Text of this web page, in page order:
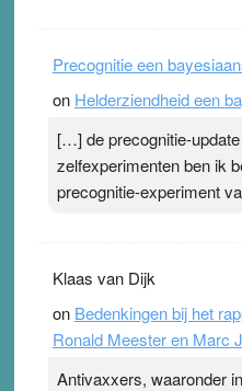
Precognitie een
on Helderziendheid een
[…] de precognitie-
zelfexperimenten ben ik
precognitie-experiment
Klaas van Dijk
on Bedenkingen bij het
Ronald Meester en Marc
Antivaxxers, waaronder